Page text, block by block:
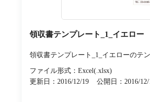
領収書テンプレート_1_イエロー
領収書テンプレート_1_イエローのテ
ファイル形式：Excel(.xlsx)
更新日：2016/12/19
公開日：2016/12/